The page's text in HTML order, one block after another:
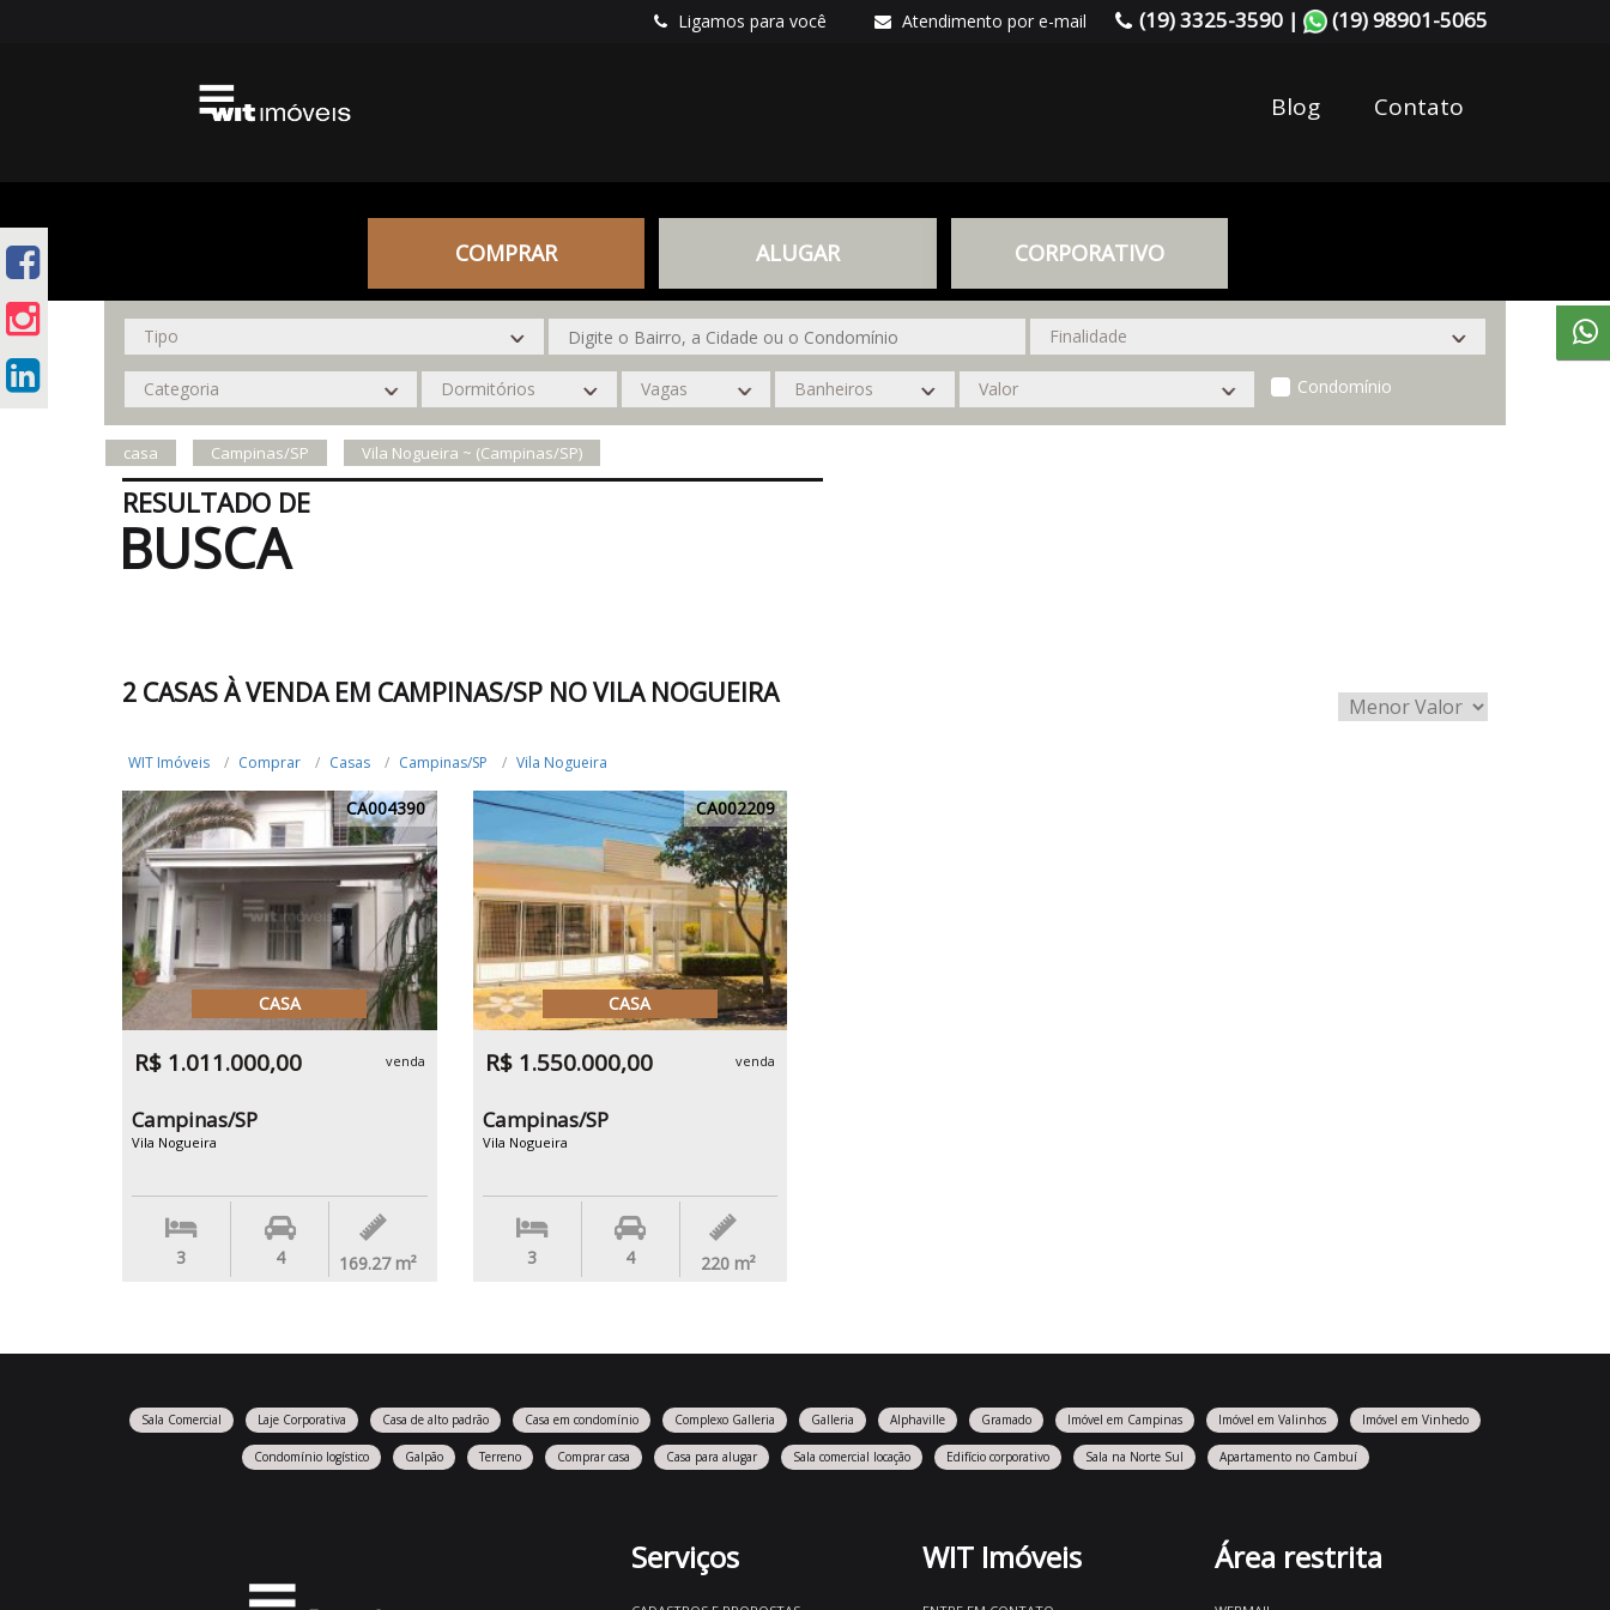
Ligamos para você Atendimento por e-mail (19) 3325-3590 | (19) 98901-5065
Blog Contato
COMPRAR ALUGAR CORPORATIVO
Condomínio
casa Campinas/SP Vila Nogueira ~ (Campinas/SP)
RESULTADO DE
BUSCA
2 CASAS À VENDA EM CAMPINAS/SP NO VILA NOGUEIRA
WIT Imóveis Comprar Casas Campinas/SP Vila Nogueira
CA004390
CASA
R$ 1.011.000,00 venda
Campinas/SP
Vila Nogueira
3 4 169.27 m²
CA002209
CASA
R$ 1.550.000,00 venda
Campinas/SP
Vila Nogueira
3 4 220 m²
Sala Comercial Laje Corporativa Casa de alto padrão Casa em condomínio Complexo Galleria Galleria Alphaville Gramado Imóvel em Campinas Imóvel em Valinhos Imóvel em Vinhedo
Condomínio logístico Galpão Terreno Comprar casa Casa para alugar Sala comercial locação Edifício corporativo Sala na Norte Sul Apartamento no Cambuí
Serviços WIT Imóveis Área restrita